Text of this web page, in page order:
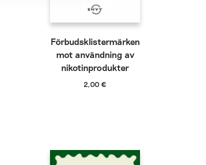
Förbudsklistermärken
mot användning av
nikotinprodukter
2,00 €